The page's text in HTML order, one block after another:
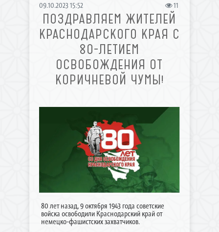
09.10.2023 15:52 11
ПОЗДРАВЛЯЕМ ЖИТЕЛЕЙ
КРАСНОДАРСКОГО КРАЯ С
80-ЛЕТИЕМ
ОСВОБОЖДЕНИЯ ОТ
КОРИЧНЕВОЙ ЧУМЫ!
80 лет назад, 9 октября 1943 года советские
войска освободили Краснодарский край от
немецко-фашистских захватчиков.